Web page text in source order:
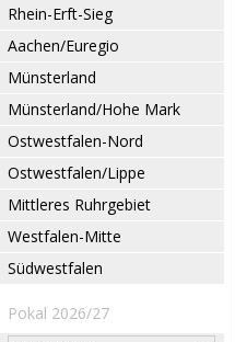
Rhein-Erft-Sieg
Aachen/Euregio
Münsterland
Münsterland/Hohe Mark
Ostwestfalen-Nord
Ostwestfalen/Lippe
Mittleres Ruhrgebiet
Westfalen-Mitte
Südwestfalen
Pokal 2026/27